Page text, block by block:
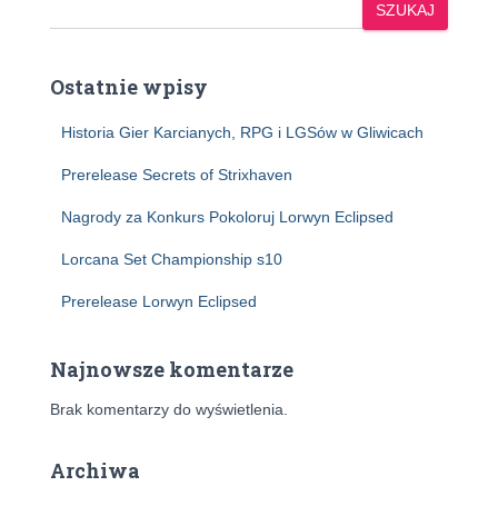
SZUKAJ
Ostatnie wpisy
Historia Gier Karcianych, RPG i LGSów w Gliwicach
Prerelease Secrets of Strixhaven
Nagrody za Konkurs Pokoloruj Lorwyn Eclipsed
Lorcana Set Championship s10
Prerelease Lorwyn Eclipsed
Najnowsze komentarze
Brak komentarzy do wyświetlenia.
Archiwa